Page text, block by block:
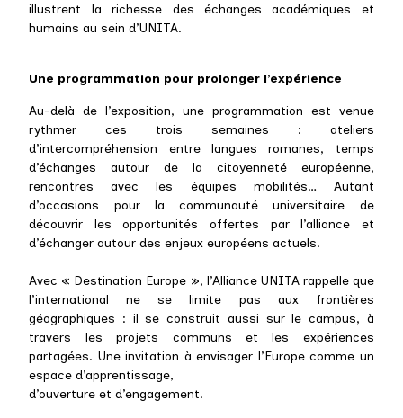
illustrent la richesse des échanges académiques et
humains au sein d’UNITA.
Une programmation pour prolonger l’expérience
Au-delà de l’exposition, une programmation est venue
rythmer ces trois semaines : ateliers
d’intercompréhension entre langues romanes, temps
d’échanges autour de la citoyenneté européenne,
rencontres avec les équipes mobilités… Autant
d’occasions pour la communauté universitaire de
découvrir les opportunités offertes par l’alliance et
d’échanger autour des enjeux européens actuels.
Avec « Destination Europe », l’Alliance UNITA rappelle que
l’international ne se limite pas aux frontières
géographiques : il se construit aussi sur le campus, à
travers les projets communs et les expériences
partagées. Une invitation à envisager l’Europe comme un
espace d’apprentissage,
d’ouverture et d’engagement.